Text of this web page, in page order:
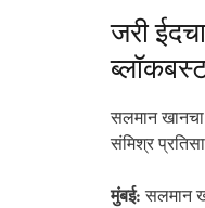
जरी
सलमान
संमिश्र
मुंबई: सलमान